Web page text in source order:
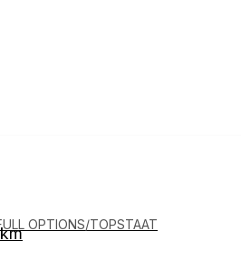
OPTIONS/TOPSTAAT